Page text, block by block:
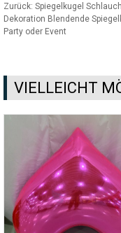
Zurück: Spiegelkugel
Dekoration Blendende
Party oder Event
VIELLEICHT